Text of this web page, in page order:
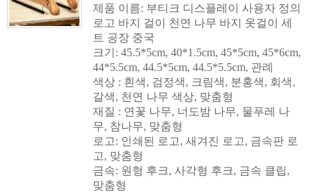
제품 이름: 부티크 디스플레이 사용자 정의
로고 바지 걸이 천연 나무 바지 옷걸이 세
트 공장 중국
크기: 45.5*5cm, 40*1.5cm, 45*5cm, 45*6cm,
44*5.5cm, 44.5*5cm, 44.5*5.5cm, 관례
색상 : 흰색, 검정색, 크림색, 분홍색, 회색,
갈색, 천연 나무 색상, 맞춤형
재질 : 연꽃 나무, 너도밤 나무, 물푸레 나
무, 참나무, 맞춤형
로고: 인쇄된 로고, 새겨진 로고, 금속판 로
고, 맞춤형
금속: 원형 후크, 사각형 후크, 금속 클립,
맞춤형